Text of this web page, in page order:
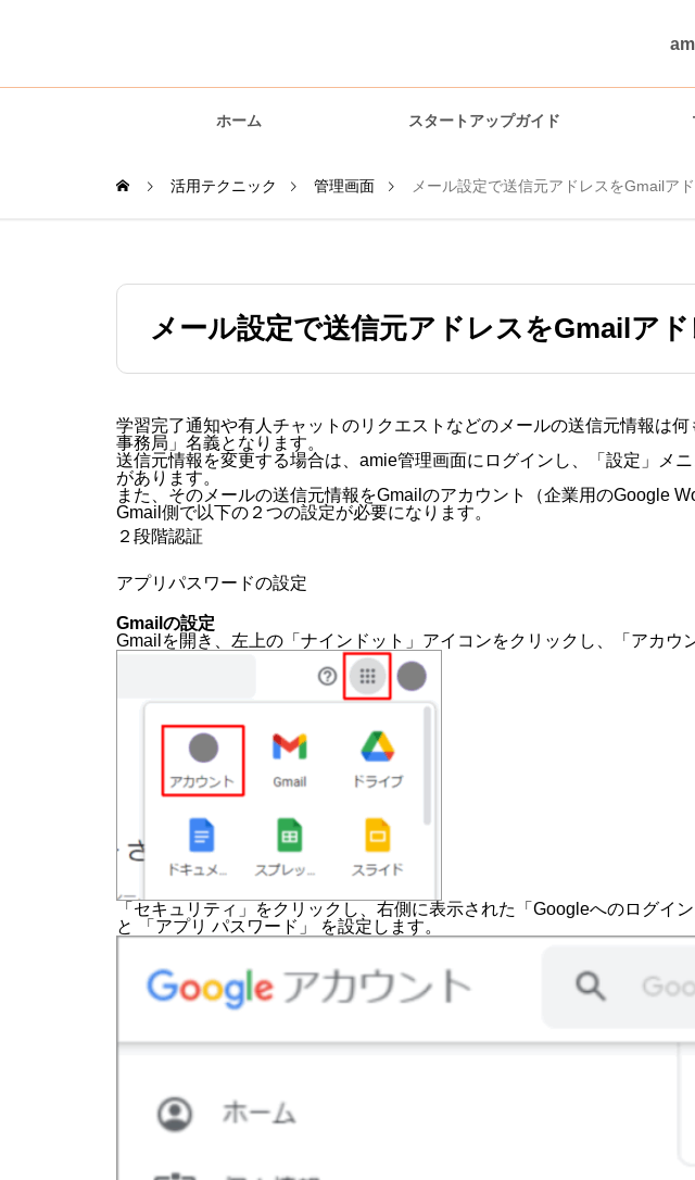
ホーム スタートアップガイド
活用テクニック 管理画面 メール設定で送信元アドレスをGmailア
メール設定で送信元アドレスをGmailア
学習完了通知や有人チャットのリクエストなどのメールの送信元情報は
事務局」名義となります。
送信元情報を変更する場合は、amie管理画面にログインし、「設定」メ
があります。
また、そのメールの送信元情報をGmailのアカウント（企業用のGoogle
Gmail側で以下の２つの設定が必要になります。
２段階認証
アプリパスワードの設定
Gmailの設定
Gmailを開き、左上の「ナインドット」アイコンをクリックし、「アカウ
「セキュリティ」をクリックし、右側に表示された「Googleへのログイ
と 「アプリ パスワード」 を設定します。